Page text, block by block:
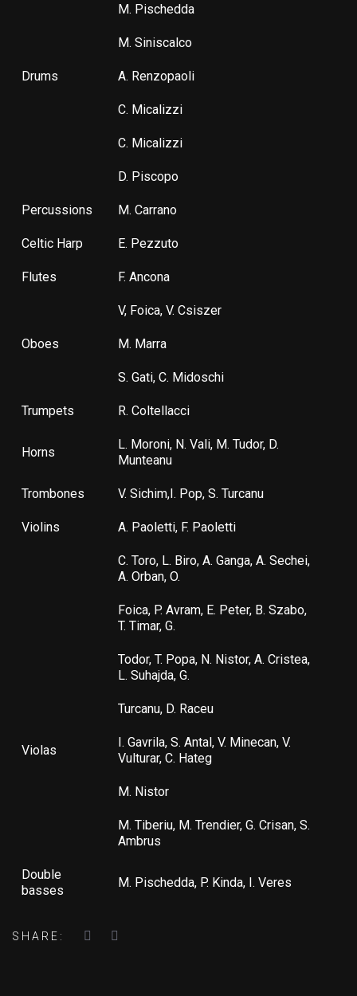
M. Pischedda
M. Siniscalco
Drums A. Renzopaoli
C. Micalizzi
C. Micalizzi
D. Piscopo
Percussions M. Carrano
Celtic Harp E. Pezzuto
Flutes F. Ancona
V, Foica, V. Csiszer
Oboes M. Marra
S. Gati, C. Midoschi
Trumpets R. Coltellacci
Horns
L. Moroni, N. Vali, M. Tudor, D.
Munteanu
Trombones V. Sichim,I. Pop, S. Turcanu
Violins A. Paoletti, F. Paoletti
C. Toro, L. Biro, A. Ganga, A. Sechei,
A. Orban, O.
Foica, P. Avram, E. Peter, B. Szabo,
T. Timar, G.
Todor, T. Popa, N. Nistor, A. Cristea,
L. Suhajda, G.
Turcanu, D. Raceu
Violas
I. Gavrila, S. Antal, V. Minecan, V.
Vulturar, C. Hateg
M. Nistor
M. Tiberiu, M. Trendier, G. Crisan, S.
Ambrus
Double
basses
M. Pischedda, P. Kinda, I. Veres
SHARE: